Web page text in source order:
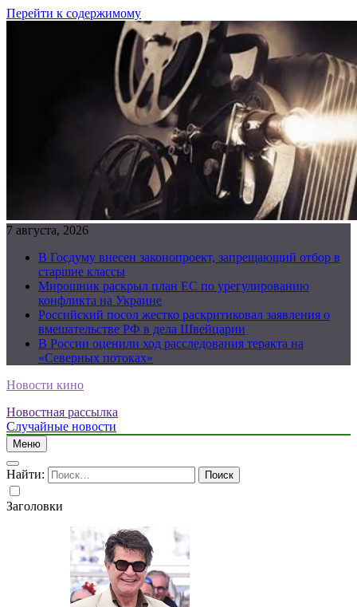
Перейти к содержимому
7 августа, 2026
В Госдуму внесен законопроект, запрещающий отбор в
старшие классы
Мирошник раскрыл план ЕС по урегулированию
конфликта на Украине
Российский посол жестко раскритиковал заявления о
вмешательстве РФ в дела Швейцарии
В России оценили ход расследования теракта на
«Северных потоках»
Новости кино
Новостная рассылка
Случайные новости
Меню
Найти:
Заголовки